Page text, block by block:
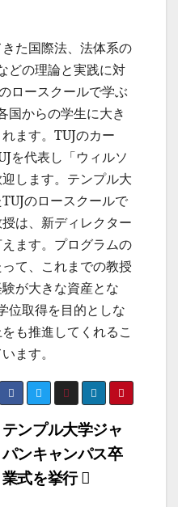
た国際法、法体系の
どの理論と実践に対
ロースクールで学ぶ
国からの学生に大き
ます。TUJのカー
を代表し「ウィルソ
します。テンプル大
のロースクールで
は、新ディレクター
ます。プログラムの
て、これまでの教授
が大きな資産とな
位取得を目的としな
も推進してくれるこ
ます。
テンプル大学ジャ
パンキャンパス卒
業式を挙行